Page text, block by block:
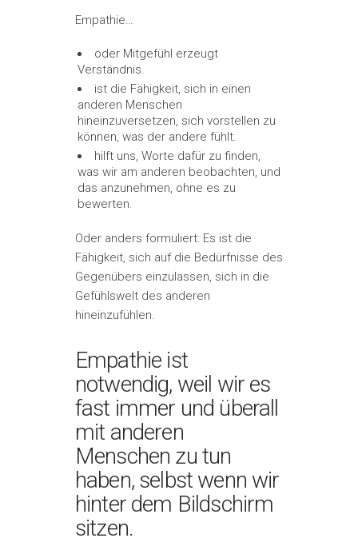
Empathie…
oder Mitgefühl erzeugt
Verständnis.
ist die Fähigkeit, sich in einen
anderen Menschen
hineinzuversetzen, sich vorstellen zu
können, was der andere fühlt.
hilft uns, Worte dafür zu finden,
was wir am anderen beobachten, und
das anzunehmen, ohne es zu
bewerten.
Oder anders formuliert: Es ist die
Fähigkeit, sich auf die Bedürfnisse des
Gegenübers einzulassen, sich in die
Gefühlswelt des anderen
hineinzufühlen.
Empathie ist
notwendig, weil wir es
fast immer und überall
mit anderen
Menschen zu tun
haben, selbst wenn wir
hinter dem Bildschirm
sitzen.